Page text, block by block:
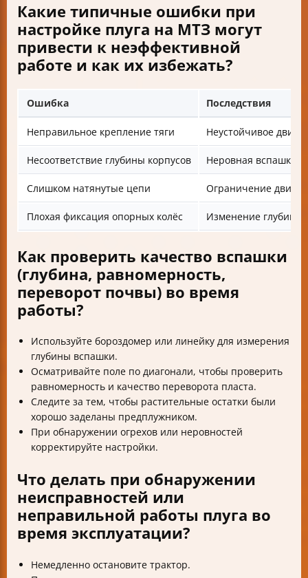
Какие типичные ошибки при
настройке плуга на МТЗ могут
привести к неэффективной
работе и как их избежать?
Ошибка Последствия
Неправильное крепление тяги Неустойчивое
Несоответствие глубины корпусов Неровная вспашка
Слишком натянутые цепи Ограничение
Плохая фиксация опорных колёс Изменение глубины
Как проверить качество вспашки
(глубина, равномерность,
переворот почвы) во время
работы?
Используйте бороздомер или линейку для измерения
глубины вспашки.
Осматривайте поле по диагонали, чтобы проверить
равномерность и качество переворота пласта.
Следите за тем, чтобы растительные остатки были
хорошо заделаны предплужником.
При обнаружении огрехов или неровностей
корректируйте настройки.
Что делать при обнаружении
неисправностей или
неправильной работы плуга во
время эксплуатации?
Немедленно остановите трактор.